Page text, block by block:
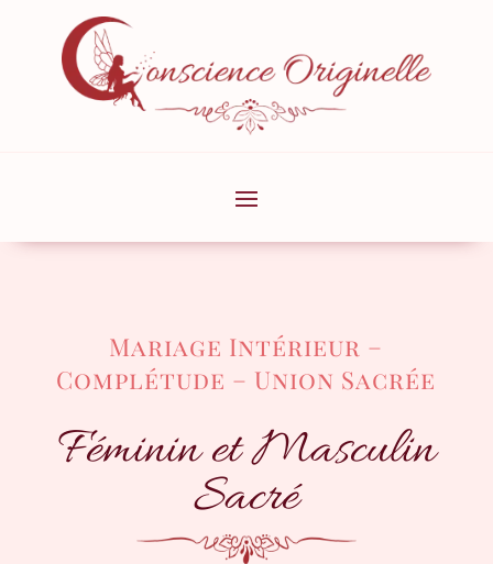
Mariage Intérieur –
Complétude – Union Sacrée
Féminin et Masculin
Sacré